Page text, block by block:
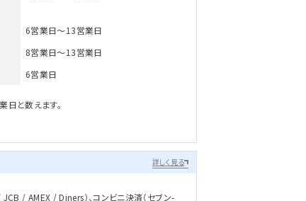
6営業日～13営業日
8営業日～13営業日
6営業日
と数えます。
詳しく見る
/ AMEX / Diners）、コンビニ決済（セブン-